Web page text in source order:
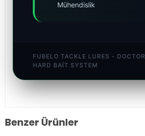
Mühendislik
FUBELO TACKLE LURES -
HARD BAIT SYSTEM
Benzer Ürünler